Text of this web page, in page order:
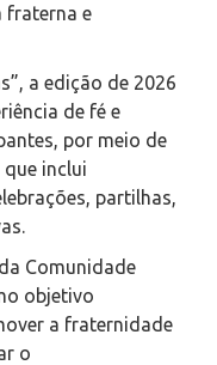
fraterna e
a edição de 2026
de fé e
por meio de
inclui
partilhas,
Comunidade
objetivo
a fraternidade
o